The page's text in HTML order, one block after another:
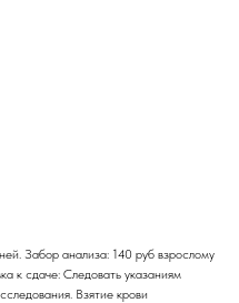
Забор анализа: 140 руб взрослому
к сдаче: Следовать указаниям
Взятие крови